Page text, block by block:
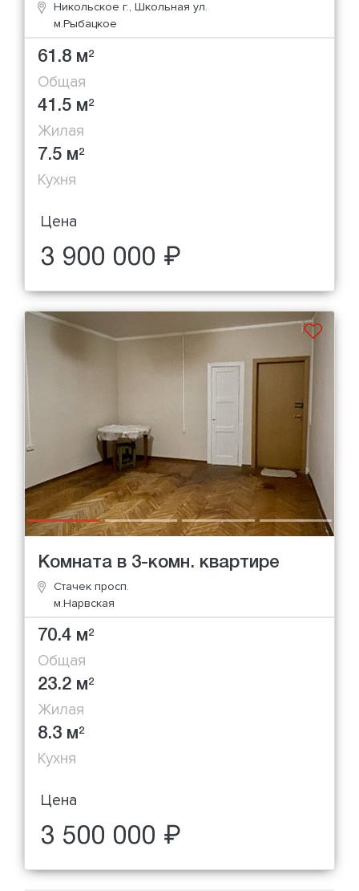
Никольское г., Школьная ул.
м.Рыбацкое
61.8 м2
Общая
41.5 м2
Жилая
7.5 м2
Кухня
Цена
3 900 000 ₽
Комната в 3-комн. квартире
Стачек просп.
м.Нарвская
70.4 м2
Общая
23.2 м2
Жилая
8.3 м2
Кухня
Цена
3 500 000 ₽